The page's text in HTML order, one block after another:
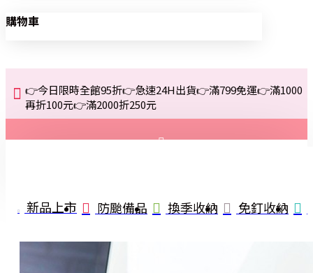
購物車
👉今日限時全館95折👉急速24H出貨👉滿799免運👉滿1000
再折100元👉滿2000折250元
註冊
新品上市 防颱備品 換季收納 免釘收納